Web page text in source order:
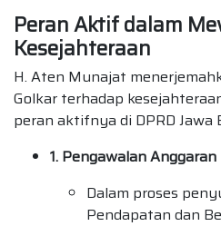
Peran Aktif dalam
Kesejahteraan
H. Aten Munajat
Golkar terhadap
peran aktifnya di DPRD Jawa
1. Pengawalan
Dalam proses
Pendapatan dan